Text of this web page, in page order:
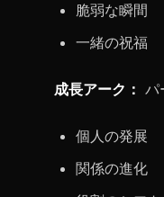
脆弱な瞬間
一緒の祝福
成長アーク： パ
個人の発展
関係の進化